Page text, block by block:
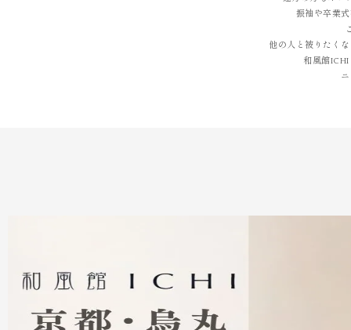
振袖や卒業
他の人と被りたく
和風館